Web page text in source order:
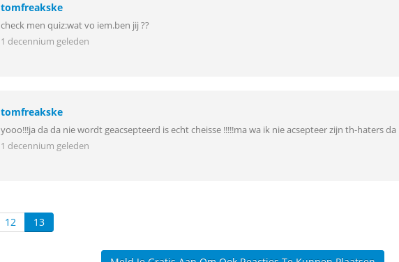
tomfreakske
check men quiz:wat vo iem.ben jij ??
1 decennium geleden
tomfreakske
yooo!!!ja da da nie wordt geacsepteerd is echt cheisse !!!!!ma wa ik nie acsepteer zijn th-haters da
1 decennium geleden
12 13